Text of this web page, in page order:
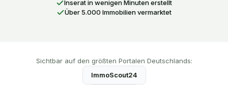
Inserat in wenigen Minuten erstellt
Über 5.000 Immobilien vermarktet
Sichtbar auf den größten Portalen Deutschlands:
ImmoScout24